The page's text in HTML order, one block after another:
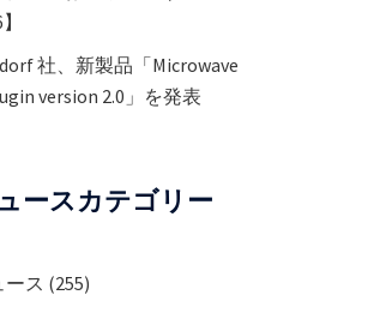
社、新製品「Microwave
version 2.0」を発表
ースカテゴリー
ース (255)